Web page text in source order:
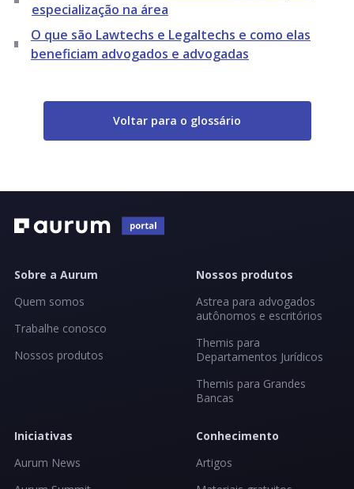
especialização na área
O que são Lawtechs e Legaltechs e como elas
beneficiam advogados e advogadas
Voltar para o glossário
Sobre a Aurum
Quem somos
Trabalhe conosco
Nossos produtos
Nossos produtos
Astrea para advogados
autônomos e escritórios
Themis para
Departamentos Jurídicos
Themis para Grandes
Bancas
Iniciativas
Aurum News
Conhecimento
Artigos